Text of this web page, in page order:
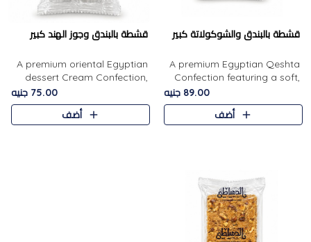
قشطة بالبندق والشوكولاتة كبير
A premium Egyptian Qeshta
Confection featuring a soft,
creamy texture paired with a
rich layer of premium
chocolate and the distinctive
89.00 جنيه
أضف
قشطة بالبندق وجوز الهند كبير
A premium oriental Egyptian
dessert Cream Confection,
featuring a soft, creamy
texture and the distinctive
flavor of roasted hazelnuts.
75.00 جنيه
أضف